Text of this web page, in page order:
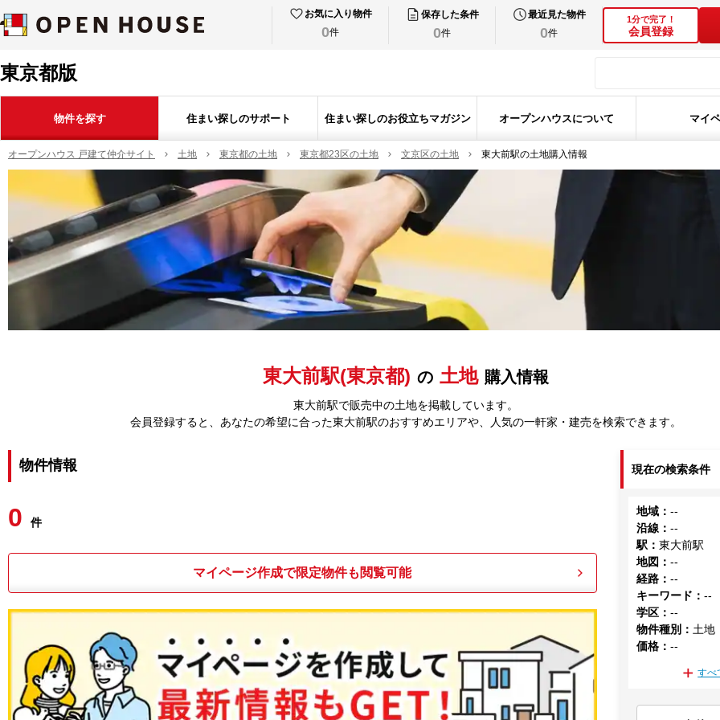
お気に入り物件
0件
保存した条件
0件
最近見た物件
0件
1分で完了！
会員登録
東京都版
物件を探す 住まい探しのサポート 住まい探しのお役立ちマガジン オープンハウスについて マイ
オープンハウス 戸建て仲介サイト 土地 東京都の土地 東京都23区の土地 文京区の土地 東大前駅の土地購入情報
東大前駅(東京都) の 土地 購入情報
東大前駅で販売中の土地を掲載しています。
会員登録すると、あなたの希望に合った東大前駅のおすすめエリアや、人気の一軒家・建売を検索できます。
物件情報
0 件
マイページ作成で限定物件も閲覧可能
現在の検索条件
地域 ：--
沿線 ：--
駅 ：東大前駅
地図 ：--
経路 ：--
キーワード ：--
学区 ：--
物件種別 ： 土地
価格 ：--
すべ